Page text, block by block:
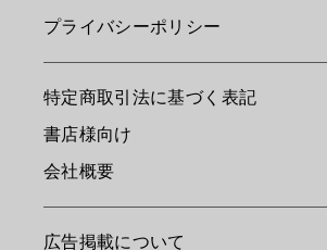
プライバシーポリシー
特定商取引法に基づく表記
書店様向け
会社概要
広告掲載について